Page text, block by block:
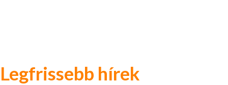
Legfrissebb hírek